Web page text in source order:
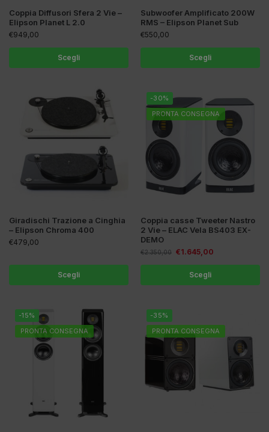
Coppia Diffusori Sfera 2 Vie –
Elipson Planet L 2.0
€949,00
Scegli
Subwoofer Amplificato 200W
RMS – Elipson Planet Sub
€550,00
Scegli
Giradischi Trazione a Cinghia
– Elipson Chroma 400
€479,00
Scegli
-30%
PRONTA CONSEGNA
Coppia casse Tweeter Nastro
2 Vie – ELAC Vela BS403 EX-
DEMO
€2.350,00 €1.645,00
Scegli
-15%
PRONTA CONSEGNA
-35%
PRONTA CONSEGNA